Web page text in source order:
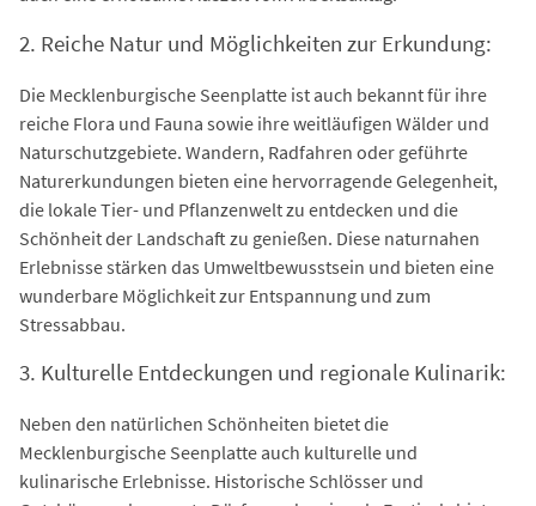
2. Reiche Natur und Möglichkeiten zur Erkundung:
Die Mecklenburgische Seenplatte ist auch bekannt für ihre
reiche Flora und Fauna sowie ihre weitläufigen Wälder und
Naturschutzgebiete. Wandern, Radfahren oder geführte
Naturerkundungen bieten eine hervorragende Gelegenheit,
die lokale Tier- und Pflanzenwelt zu entdecken und die
Schönheit der Landschaft zu genießen. Diese naturnahen
Erlebnisse stärken das Umweltbewusstsein und bieten eine
wunderbare Möglichkeit zur Entspannung und zum
Stressabbau.
3. Kulturelle Entdeckungen und regionale Kulinarik:
Neben den natürlichen Schönheiten bietet die
Mecklenburgische Seenplatte auch kulturelle und
kulinarische Erlebnisse. Historische Schlösser und